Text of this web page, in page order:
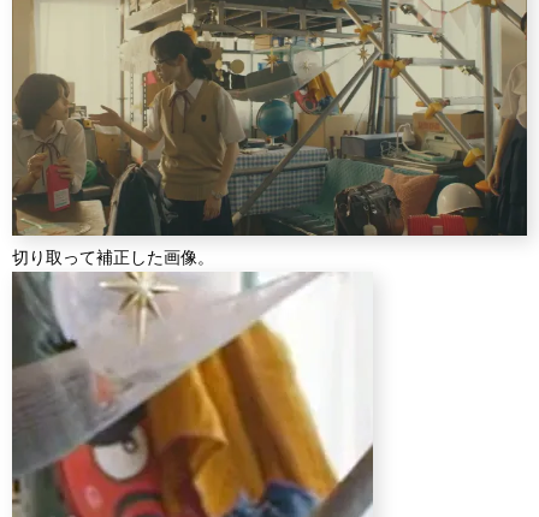
切り取って補正した画像。